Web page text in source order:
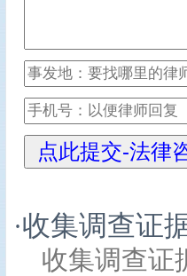
·收集调查证
收集调查证